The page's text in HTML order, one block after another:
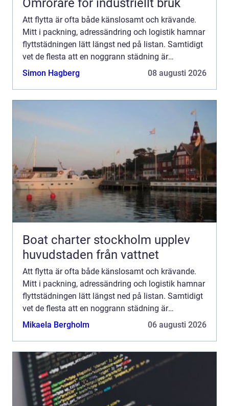
Omrörare för industriellt bruk
Att flytta är ofta både känslosamt och krävande.
Mitt i packning, adressändring och logistik hamnar
flyttstädningen lätt längst ned på listan. Samtidigt
vet de flesta att en noggrann städning är
avgörande för att slippa konflikter med hyresvärd
Simon Hagberg 08 augusti 2026
Boat charter stockholm upplev
huvudstaden från vattnet
Att flytta är ofta både känslosamt och krävande.
Mitt i packning, adressändring och logistik hamnar
flyttstädningen lätt längst ned på listan. Samtidigt
vet de flesta att en noggrann städning är
avgörande för att slippa konflikter med hyresvärd
Mikaela Bergholm 06 augusti 2026